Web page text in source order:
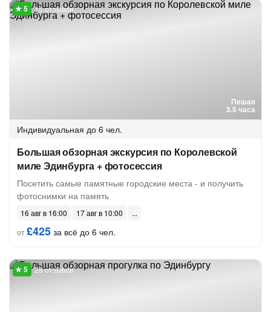
Пешая
3.5 часа
15 отзывов
Индивидуальная до 6 чел.
Большая обзорная экскурсия по Королевской
миле Эдинбурга + фотосессия
Посетить самые памятные городские места - и получить
фотоснимки на память
16 авг в 16:00
17 авг в 10:00
от£425 за всё до 6 чел.
28 отзывов